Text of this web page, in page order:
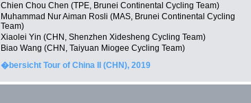
Chien Chou Chen (TPE, Brunei Continental Cycling Team)
Muhammad Nur Aiman Rosli (MAS, Brunei Continental Cycling
Team)
Xiaolei Yin (CHN, Shenzhen Xidesheng Cycling Team)
Biao Wang (CHN, Taiyuan Miogee Cycling Team)
�bersicht Tour of China II (CHN), 2019